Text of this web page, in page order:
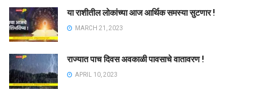
या राशीतील लोकांच्या आज आर्थिक समस्या सुटणार !
MARCH 21, 2023
राज्यात पाच दिवस अवकाळी पावसाचे वातावरण !
APRIL 10, 2023